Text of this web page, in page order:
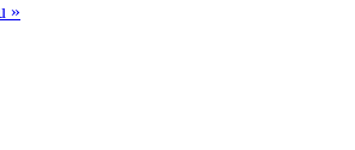
»